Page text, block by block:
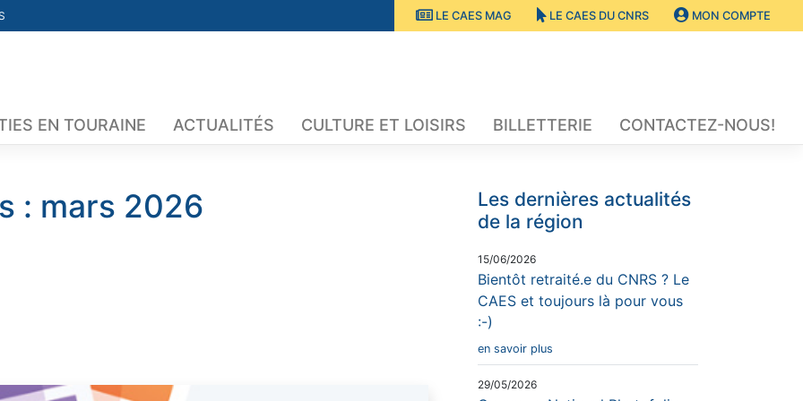
LE CAES MAG LE CAES DU CNRS MON COMPTE
EN TOURAINE ACTUALITÉS CULTURE ET LOISIRS BILLETTERIE CONTACTEZ-NOUS!
: mars 2026
Les dernières actualités
de la région
15/06/2026
Bientôt retraité.e du CNRS ? Le
CAES et toujours là pour vous
:-)
en savoir plus
29/05/2026